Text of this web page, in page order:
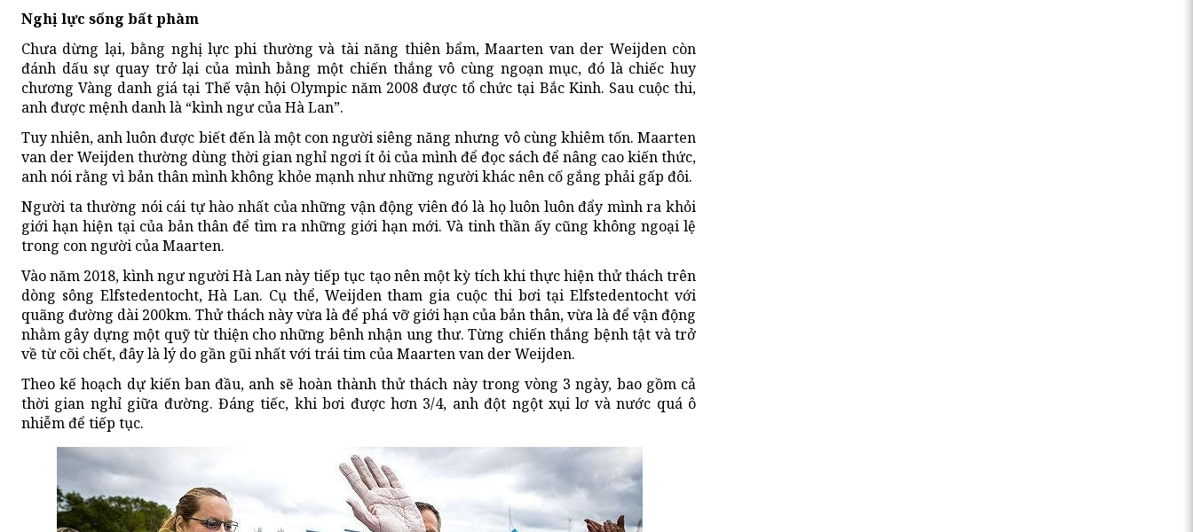
Nghị lực sống bất phàm
Chưa dừng lại, bằng nghị lực phi thường và tài năng thiên bẩm, Maarten van der Weijden còn
đánh dấu sự quay trở lại của mình bằng một chiến thắng vô cùng ngoạn mục, đó là chiếc huy
chương Vàng danh giá tại Thế vận hội Olympic năm 2008 được tổ chức tại Bắc Kinh. Sau cuộc thi,
anh được mệnh danh là “kình ngư của Hà Lan”.
Tuy nhiên, anh luôn được biết đến là một con người siêng năng nhưng vô cùng khiêm tốn. Maarten
van der Weijden thường dùng thời gian nghỉ ngơi ít ỏi của mình để đọc sách để nâng cao kiến thức,
anh nói rằng vì bản thân mình không khỏe mạnh như những người khác nên cố gắng phải gấp đôi.
Người ta thường nói cái tự hào nhất của những vận động viên đó là họ luôn luôn đẩy mình ra khỏi
giới hạn hiện tại của bản thân để tìm ra những giới hạn mới. Và tinh thần ấy cũng không ngoại lệ
trong con người của Maarten.
Vào năm 2018, kình ngư người Hà Lan này tiếp tục tạo nên một kỳ tích khi thực hiện thử thách trên
dòng sông Elfstedentocht, Hà Lan. Cụ thể, Weijden tham gia cuộc thi bơi tại Elfstedentocht với
quãng đường dài 200km. Thử thách này vừa là để phá vỡ giới hạn của bản thân, vừa là để vận động
nhằm gây dựng một quỹ từ thiện cho những bênh nhận ung thư. Từng chiến thắng bệnh tật và trở
về từ cõi chết, đây là lý do gần gũi nhất với trái tim của Maarten van der Weijden.
Theo kế hoạch dự kiến ban đầu, anh sẽ hoàn thành thử thách này trong vòng 3 ngày, bao gồm cả
thời gian nghỉ giữa đường. Đáng tiếc, khi bơi được hơn 3/4, anh đột ngột xụi lơ và nước quá ô
nhiễm để tiếp tục.